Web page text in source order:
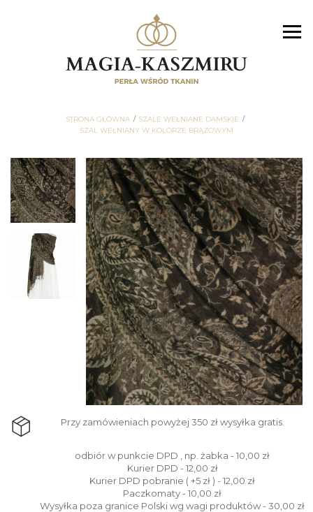
STRONA GŁÓWNA
SZALE WEŁNIANE DAMSKIE
SZAL WEŁNIANY W KOLORZE BRĄZOWYM
Przy zamówieniach powyżej 350 zł wysyłka gratis.
odbiór w punkcie DPD , np. żabka - 10,00 zł
Kurier DPD - 12,00 zł
Kurier DPD pobranie ( +5 zł ) - 12,00 zł
Paczkomaty - 10,00 zł
Wysyłka poza granice Polski wg wagi produktów - 30,00 zł